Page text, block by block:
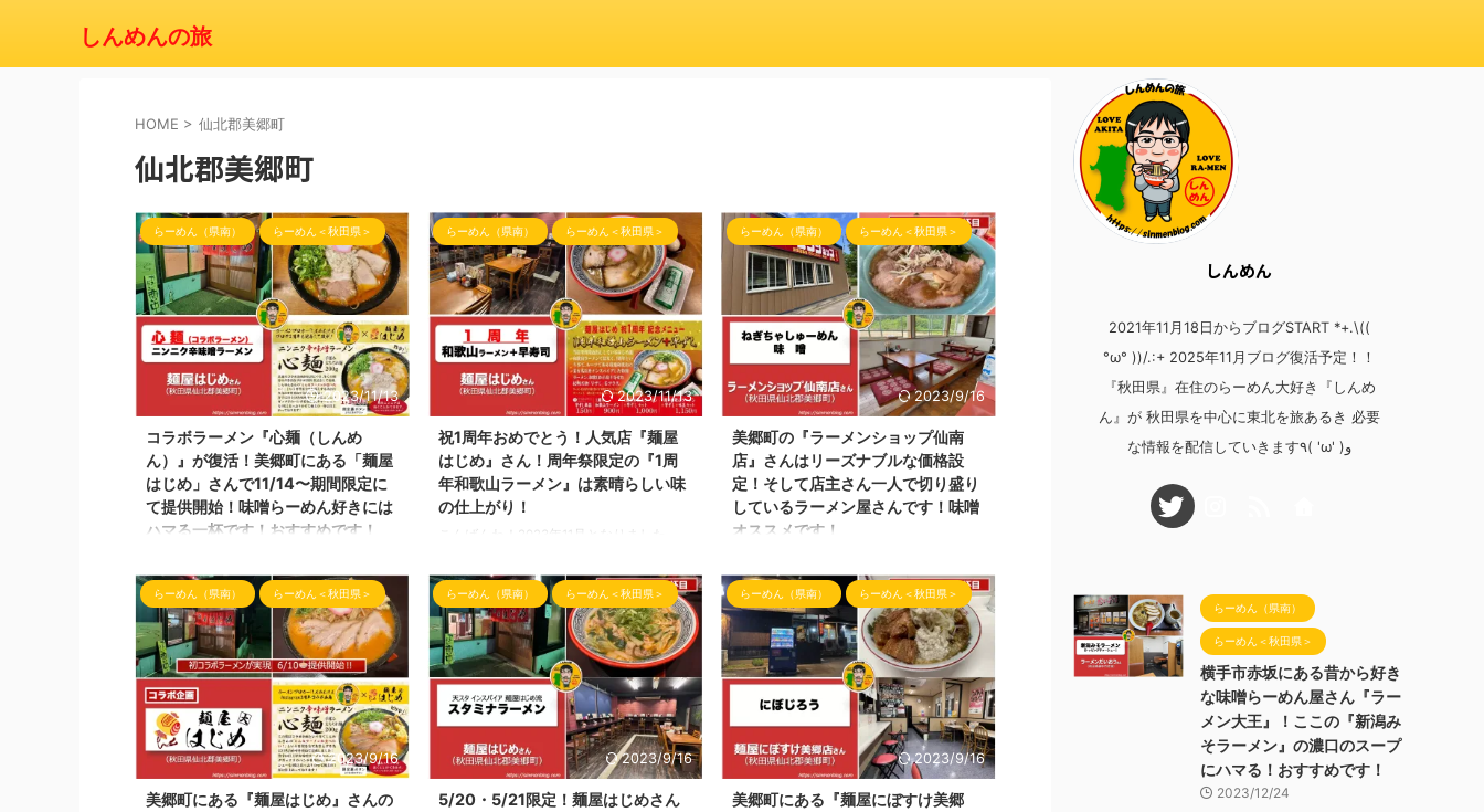
しんめんの旅
HOME > 仙北郡美郷町
仙北郡美郷町
らーめん（県南） らーめん＜秋田県＞
2023/11/13
コラボラーメン『心麺（しんめ
ん）』が復活！美郷町にある「麺屋
はじめ」さんで11/14〜期間限定に
て提供開始！味噌らーめん好きには
ハマる一杯です！おすすめです！
きましたね！ 本日の『しんめんの旅』で
ご紹介するらーめんは、そんな冷え込んだ
季節でも温まるらーめん！ にんにく！旨
辛！味噌！のキーワードが入るらーめんの
ご紹介です！ 本日のご紹介させて頂くラ
ーメン店さんはいつもご贔屓にさせて頂い
ている 秋田県仙北郡美郷町の「麺屋はじ
め」さんです！ 前回のブログでもご紹介
しましたが2023年11月1日にて祝1周年のラ
ーメン屋さんです！ 麺屋はじめさん 麺屋
はじめさんの場所 麺屋はじめさんの近く
らーめん（県南） らーめん＜秋田県＞
2023/11/13
祝1周年おめでとう！人気店『麺屋
はじめ』さん！周年祭限定の『1周
年和歌山ラーメン』は素晴らしい味
の仕上がり！
こんばんわ！2023年11月となりました
ボっておりました。申し訳ございません
m(_ _)m ワードプレスとテーマの不具合も
あり、装飾がうまくできておりません。
後日解消予定となります。それまで文字の
色など変更しないまま掲載させて頂きま
す。 本日は久々の更新ということもあ
り、 ご贔屓にさせて頂いている「麺屋は
じめ」さんが 2023年11月1日にて丸1年と
いうことで祝1周年となりました！ おめで
とうございます。今回はこの周年祭の限定
ラーメンを取り上げていきます！ 麺屋は
らーめん（県南） らーめん＜秋田県＞
2023/9/16
美郷町の『ラーメンショップ仙南
店』さんはリーズナブルな価格設
定！そして店主さん一人で切り盛り
しているラーメン屋さんです！味噌
オススメです！
です！ 本日のブログの内容は、時差投稿
の内容となります。 秋田県仙北郡美郷町
金沢にあります 国道13号線沿いにポツン
とある建物のラーメン屋さんの 『ラーメ
ンショップ仙南店』さんです！今回はここ
をご紹介させて頂きます。 ラーメンショ
ップ仙南店さん 定期的に訪問したくなる
ラーメン屋さんの一つです！ らーめん屋
さんの場所 ラーメンショップ仙南店さん
の場所は、 国道13号線沿いにあり、 近く
には、道の駅「美郷」や ローソン美郷町
らーめん（県南） らーめん＜秋田県＞
2023/9/16
美郷町にある『麺屋はじめ』さんの
らーめん（県南） らーめん＜秋田県＞
2023/9/16
5/20・5/21限定！麺屋はじめさん
らーめん（県南） らーめん＜秋田県＞
2023/9/16
美郷町にある『麺屋にぼすけ美郷
しんめん
2021年11月18日からブログSTART *+.\((
°ω° ))/.:+ 2025年11月ブログ復活予定！！
『秋田県』在住のらーめん大好き『しんめ
ん』が 秋田県を中心に東北を旅あるき 必要
な情報を配信していきます٩( 'ω' )و
らーめん（県南）
らーめん＜秋田県＞
横手市赤坂にある昔から好き
な味噌らーめん屋さん『ラー
メン大王』！ここの『新潟み
そラーメン』の濃口のスープ
にハマる！おすすめです！
2023/12/24